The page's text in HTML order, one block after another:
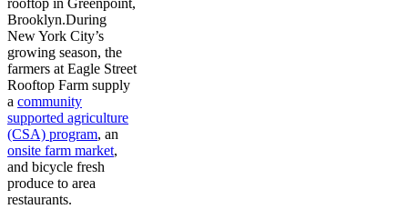
rooftop in Greenpoint,
Brooklyn.During
New York City’s
growing season, the
farmers at Eagle Street
Rooftop Farm supply
a community
supported agriculture
(CSA) program, an
onsite farm market,
and bicycle fresh
produce to area
restaurants.